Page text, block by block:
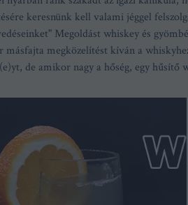
keresnünk kell valami jéggel
Megoldást whiskey és
másfajta megközelítést kíván a
de amikor nagy a hőség, egy hűsítő